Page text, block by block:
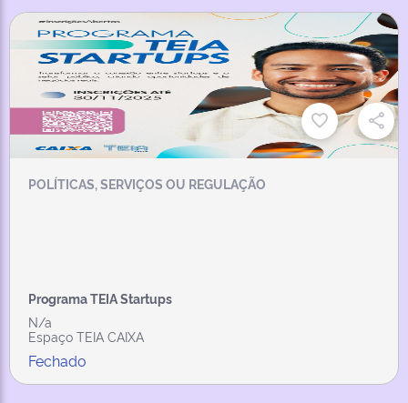
POLÍTICAS, SERVIÇOS OU REGULAÇÃO
Programa TEIA Startups
N/a
Espaço TEIA CAIXA
Fechado